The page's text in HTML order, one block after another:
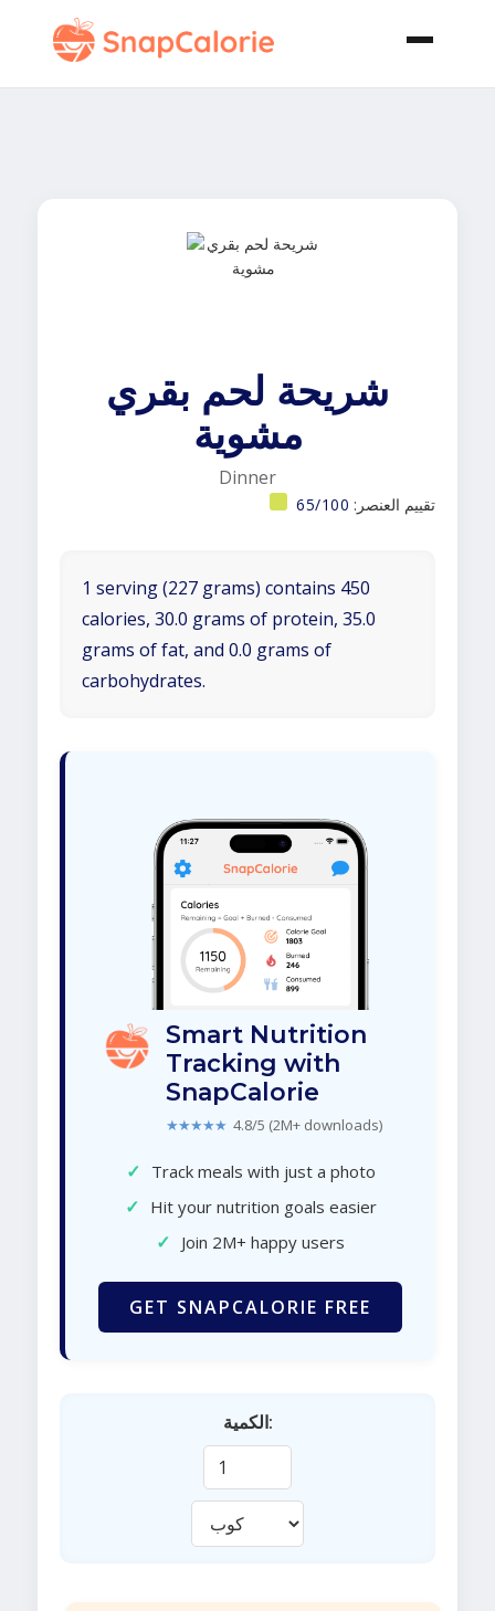
شريحة لحم بقري
مشوية
Dinner
تقييم العنصر: 65/100
1 serving (227 grams) contains 450
calories, 30.0 grams of protein, 35.0
grams of fat, and 0.0 grams of
carbohydrates.
Smart Nutrition
Tracking with
SnapCalorie
★★★★★ 4.8/5 (2M+ downloads)
✓ Track meals with just a photo
✓ Hit your nutrition goals easier
✓ Join 2M+ happy users
GET SNAPCALORIE FREE
الكمية: